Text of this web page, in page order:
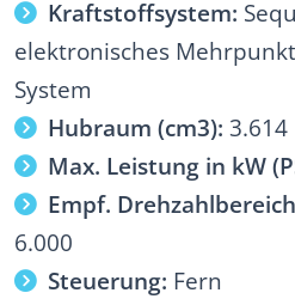
Kraftstoffsystem:
elektronisches
System
Hubraum (cm3): 3.614
Max. Leistung in kW
Empf.
6.000
Steuerung: Fern